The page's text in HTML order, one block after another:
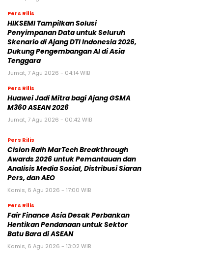
Pers Rilis
HIKSEMI Tampilkan Solusi
Penyimpanan Data untuk Seluruh
Skenario di Ajang DTI Indonesia 2026,
Dukung Pengembangan AI di Asia
Tenggara
Jumat, 7 Agu 2026 - 04:14 WIB
Pers Rilis
Huawei Jadi Mitra bagi Ajang GSMA
M360 ASEAN 2026
Jumat, 7 Agu 2026 - 00:42 WIB
Pers Rilis
Cision Raih MarTech Breakthrough
Awards 2026 untuk Pemantauan dan
Analisis Media Sosial, Distribusi Siaran
Pers, dan AEO
Kamis, 6 Agu 2026 - 17:00 WIB
Pers Rilis
Fair Finance Asia Desak Perbankan
Hentikan Pendanaan untuk Sektor
Batu Bara di ASEAN
Kamis, 6 Agu 2026 - 13:02 WIB